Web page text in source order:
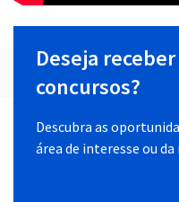
Deseja
concursos?
Descubra as
área de interesse ou